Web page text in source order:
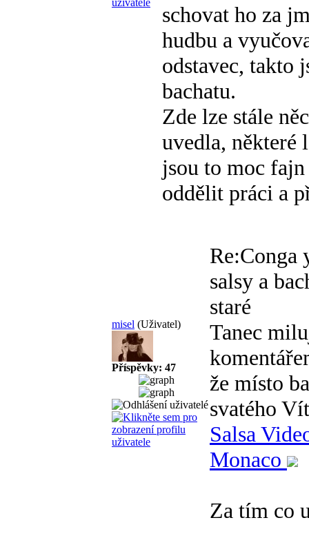
schovat ho za
hudbu a
odstavec, takto
bachatu.
Zde lze stále
uvedla, některé
jsou to moc
oddělit práci a
misel (Uživatel)
Příspěvky: 47
Re:Conga
salsy a
staré
Tanec
že místo
svatého
Salsa
Monaco
Za tím co